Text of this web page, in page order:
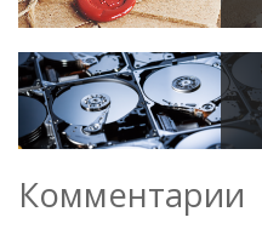
Комментарии